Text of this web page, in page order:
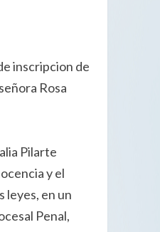
inscripcion de
Rosa
Pilarte
y el
leyes, en un
Penal,